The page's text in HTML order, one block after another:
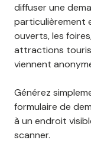
diffuser une
particulièrement
ouverts, les
attractions
viennent
Générez
formulaire de
à un endroit
scanner.